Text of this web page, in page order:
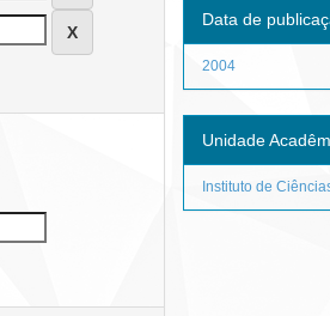
Data de
2004
Unidade
Instituto de